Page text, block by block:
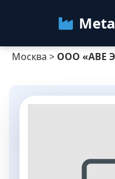
Москва > ООО «АВЕ